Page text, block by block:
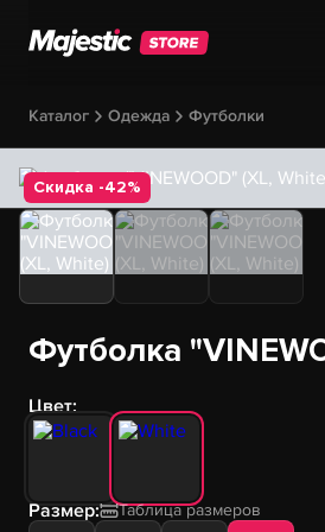
Каталог Одежда Футболки
Скидка -42%
Футболка
Цвет:
Размер: Таблица размеров